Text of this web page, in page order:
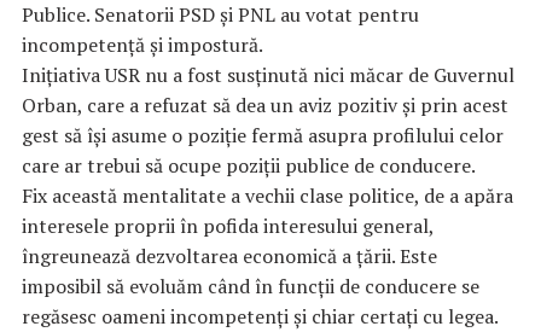
Publice. Senatorii PSD și PNL au votat pentru
incompetență și impostură.
Inițiativa USR nu a fost susținută nici măcar de Guvernul
Orban, care a refuzat să dea un aviz pozitiv și prin acest
gest să își asume o poziție fermă asupra profilului celor
care ar trebui să ocupe poziții publice de conducere.
Fix această mentalitate a vechii clase politice, de a apăra
interesele proprii în pofida interesului general,
îngreunează dezvoltarea economică a țării. Este
imposibil să evoluăm când în funcții de conducere se
regăsesc oameni incompetenți și chiar certați cu legea.